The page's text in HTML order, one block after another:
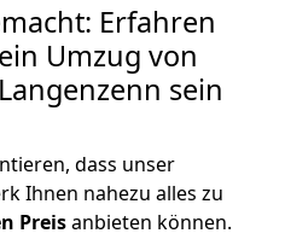
Erfahren
Umzug von
sein
dass unser
Ihnen nahezu alles zu
Preisanbieten können.